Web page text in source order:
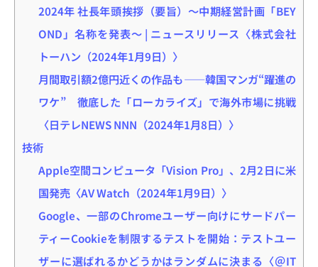
2024年 社長年頭挨拶（要旨）～中期経営計画「BEY
OND」名称を発表～ | ニュースリリース〈株式会社
トーハン（2024年1月9日）〉
月間取引額2億円近くの作品も――韓国マンガ“躍進の
ワケ” 徹底した「ローカライズ」で海外市場に挑戦
〈日テレNEWS NNN（2024年1月8日）〉
技術
Apple空間コンピュータ「Vision Pro」、2月2日に米
国発売〈AV Watch（2024年1月9日）〉
Google、一部のChromeユーザー向けにサードパー
ティーCookieを制限するテストを開始：テストユー
ザーに選ばれるかどうかはランダムに決まる〈＠IT